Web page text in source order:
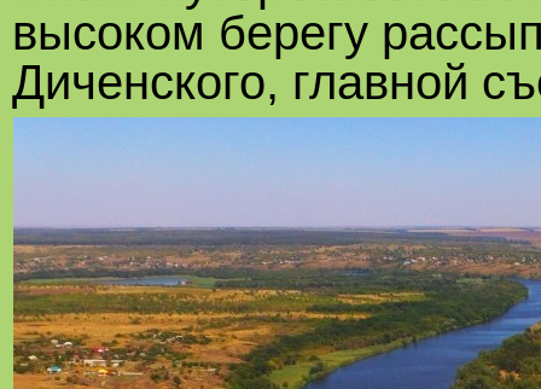
высоком берегу
Диченского, главной